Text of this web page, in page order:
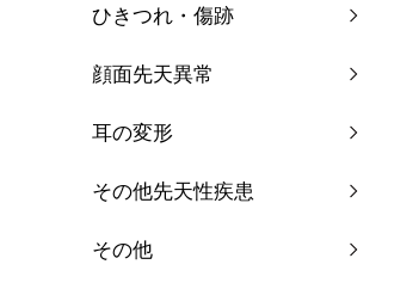
ひきつれ・傷跡
顔面先天異常
耳の変形
その他先天性疾患
その他